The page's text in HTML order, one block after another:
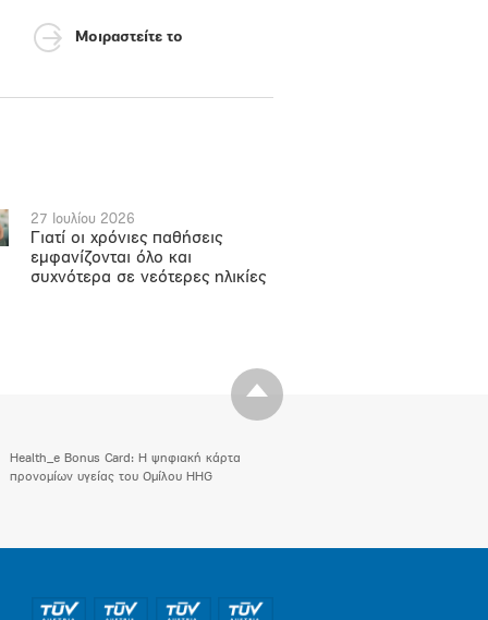
Μοιραστείτε το
27 Ιουλίου 2026
Γιατί οι χρόνιες παθήσεις
εμφανίζονται όλο και
συχνότερα σε νεότερες ηλικίες
Health_e Bonus Card: H ψηφιακή κάρτα
προνομίων υγείας του Ομίλου HHG